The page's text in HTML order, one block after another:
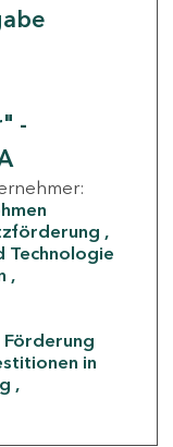
-
Technologie
Förderung
in